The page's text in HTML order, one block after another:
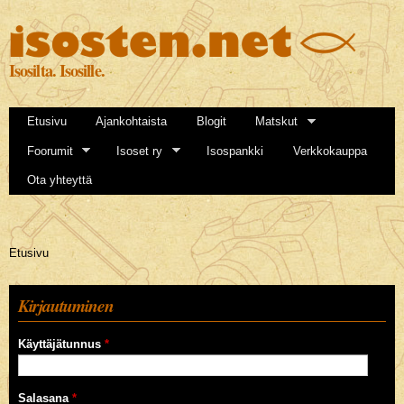
Hyppää
pääsisältöön
Isosilta. Isosille.
Etusivu Ajankohtaista Blogit Matskut
Foorumit Isoset ry Isospankki Verkkokauppa
Ota yhteyttä
Olet täällä
Etusivu
Kirjautuminen
Käyttäjätunnus *
Salasana *